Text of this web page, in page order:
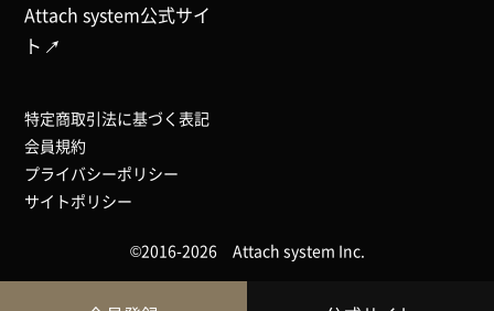
Attach system公式サイ
ト
特定商取引法に基づく表記
会員規約
プライバシーポリシー
サイトポリシー
©2016-2026 Attach system Inc.